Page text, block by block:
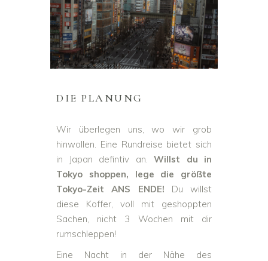
DIE PLANUNG
Wir überlegen uns, wo wir grob
hinwollen. Eine Rundreise bietet sich
in Japan defintiv an. Willst du in
Tokyo shoppen, lege die größte
Tokyo-Zeit ANS ENDE! Du willst
diese Koffer, voll mit geshoppten
Sachen, nicht 3 Wochen mit dir
rumschleppen!
Eine Nacht in der Nähe des